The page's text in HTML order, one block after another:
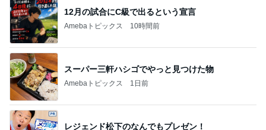
12月の試合にC級で出るという宣言
Amebaトピックス 10時間前
スーパー三軒ハシゴでやっと見つけた物
Amebaトピックス 1日前
レジェンド松下のなんでもプレゼン！